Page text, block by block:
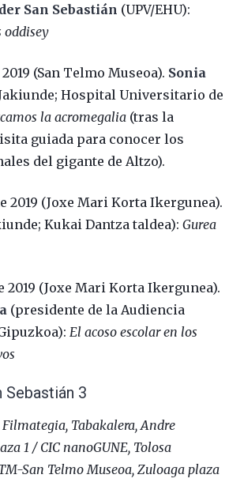
San Sebastián (UPV/EHU):
oddisey
(San Telmo Museoa). Sonia
Hospital Universitario de
la acromegalia (tras la
guiada para conocer los
del gigante de Altzo).
2019 (Joxe Mari Korta Ikergunea).
Kukai Dantza taldea): Gurea
2019 (Joxe Mari Korta Ikergunea).
(presidente de la Audiencia
El acoso escolar en los
Sebastián 3
Filmategia, Tabakalera, Andre
1 / CIC nanoGUNE, Tolosa
San Telmo Museoa, Zuloaga plaza